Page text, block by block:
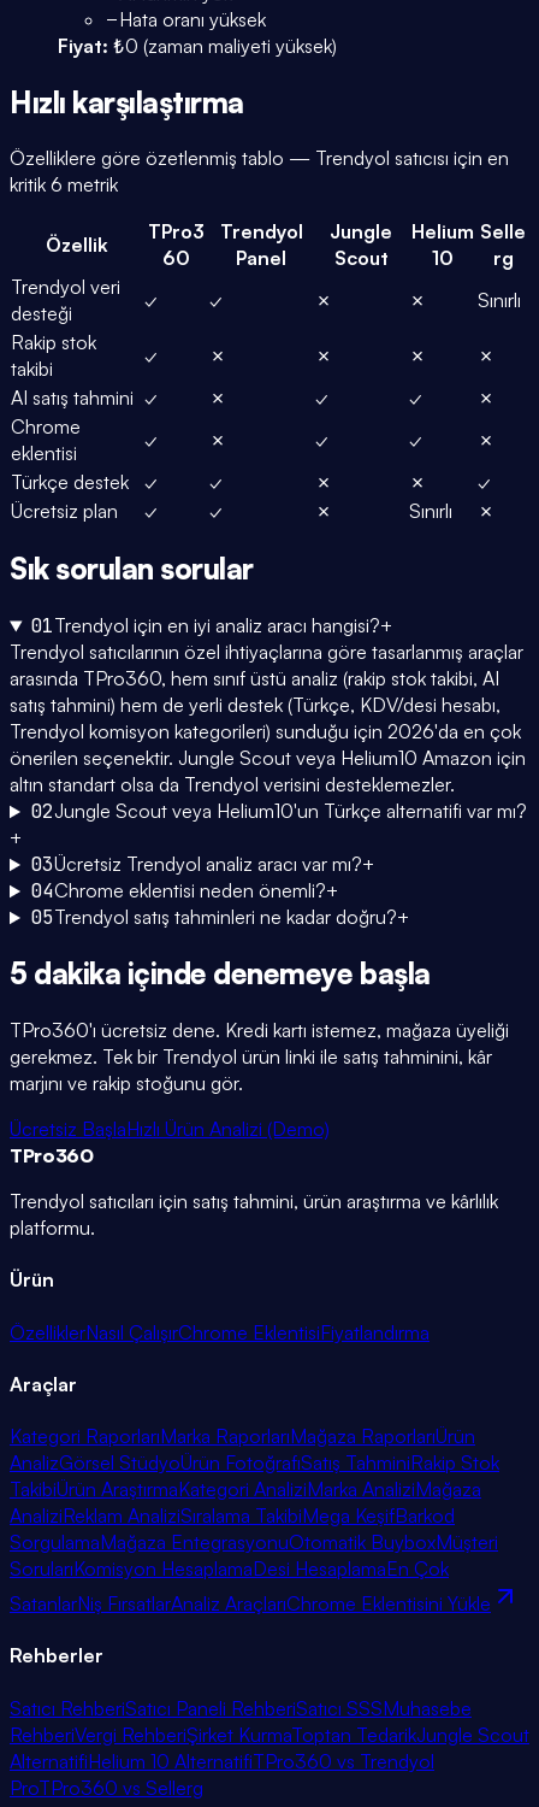
−Hata oranı yüksek
Fiyat: ₺0 (zaman maliyeti yüksek)
Hızlı karşılaştırma
Özelliklere göre özetlenmiş tablo — Trendyol satıcısı için en
kritik 6 metrik
Özellik
TPro3
60
Trendyol
Panel
Jungle
Scout
Helium
10
Selle
rg
Trendyol veri
desteği
✓ ✓ ✗ ✗
Sınırlı
Rakip stok
takibi
✓ ✗ ✗ ✗
✗
AI satış tahmini ✓ ✗ ✓ ✓
✗
Chrome
eklentisi
✓ ✗ ✓ ✓
✗
Türkçe destek
✓ ✓ ✗ ✗
✓
Ücretsiz plan
✓ ✓ ✗ Sınırlı ✗
Sık sorulan sorular
01Trendyol için en iyi analiz aracı hangisi?+
Trendyol satıcılarının özel ihtiyaçlarına göre tasarlanmış araçlar
arasında TPro360, hem sınıf üstü analiz (rakip stok takibi, AI
satış tahmini) hem de yerli destek (Türkçe, KDV/desi hesabı,
Trendyol komisyon kategorileri) sunduğu için 2026'da en çok
önerilen seçenektir. Jungle Scout veya Helium10 Amazon için
altın standart olsa da Trendyol verisini desteklemezler.
02Jungle Scout veya Helium10'un Türkçe alternatifi var mı?
+
03Ücretsiz Trendyol analiz aracı var mı?+
04Chrome eklentisi neden önemli?+
05Trendyol satış tahminleri ne kadar doğru?+
5 dakika içinde denemeye başla
TPro360'ı ücretsiz dene. Kredi kartı istemez, mağaza üyeliği
gerekmez. Tek bir Trendyol ürün linki ile satış tahminini, kâr
marjını ve rakip stoğunu gör.
Ücretsiz BaşlaHızlı Ürün Analizi (Demo)
TPro360
Trendyol satıcıları için satış tahmini, ürün araştırma ve kârlılık
platformu.
Ürün
ÖzelliklerNasıl ÇalışırChrome EklentisiFiyatlandırma
Araçlar
Kategori RaporlarıMarka RaporlarıMağaza RaporlarıÜrün
AnalizGörsel StüdyoÜrün FotoğrafıSatış TahminiRakip Stok
TakibiÜrün AraştırmaKategori AnaliziMarka AnaliziMağaza
AnaliziReklam AnaliziSıralama TakibiMega KeşifBarkod
SorgulamaMağaza EntegrasyonuOtomatik BuyboxMüşteri
SorularıKomisyon HesaplamaDesi HesaplamaEn Çok
SatanlarNiş FırsatlarAnaliz AraçlarıChrome Eklentisini Yükle
Rehberler
Satıcı RehberiSatıcı Paneli RehberiSatıcı SSSMuhasebe
RehberiVergi RehberiŞirket KurmaToptan TedarikJungle Scout
AlternatifiHelium 10 AlternatifiTPro360 vs Trendyol
ProTPro360 vs Sellerg